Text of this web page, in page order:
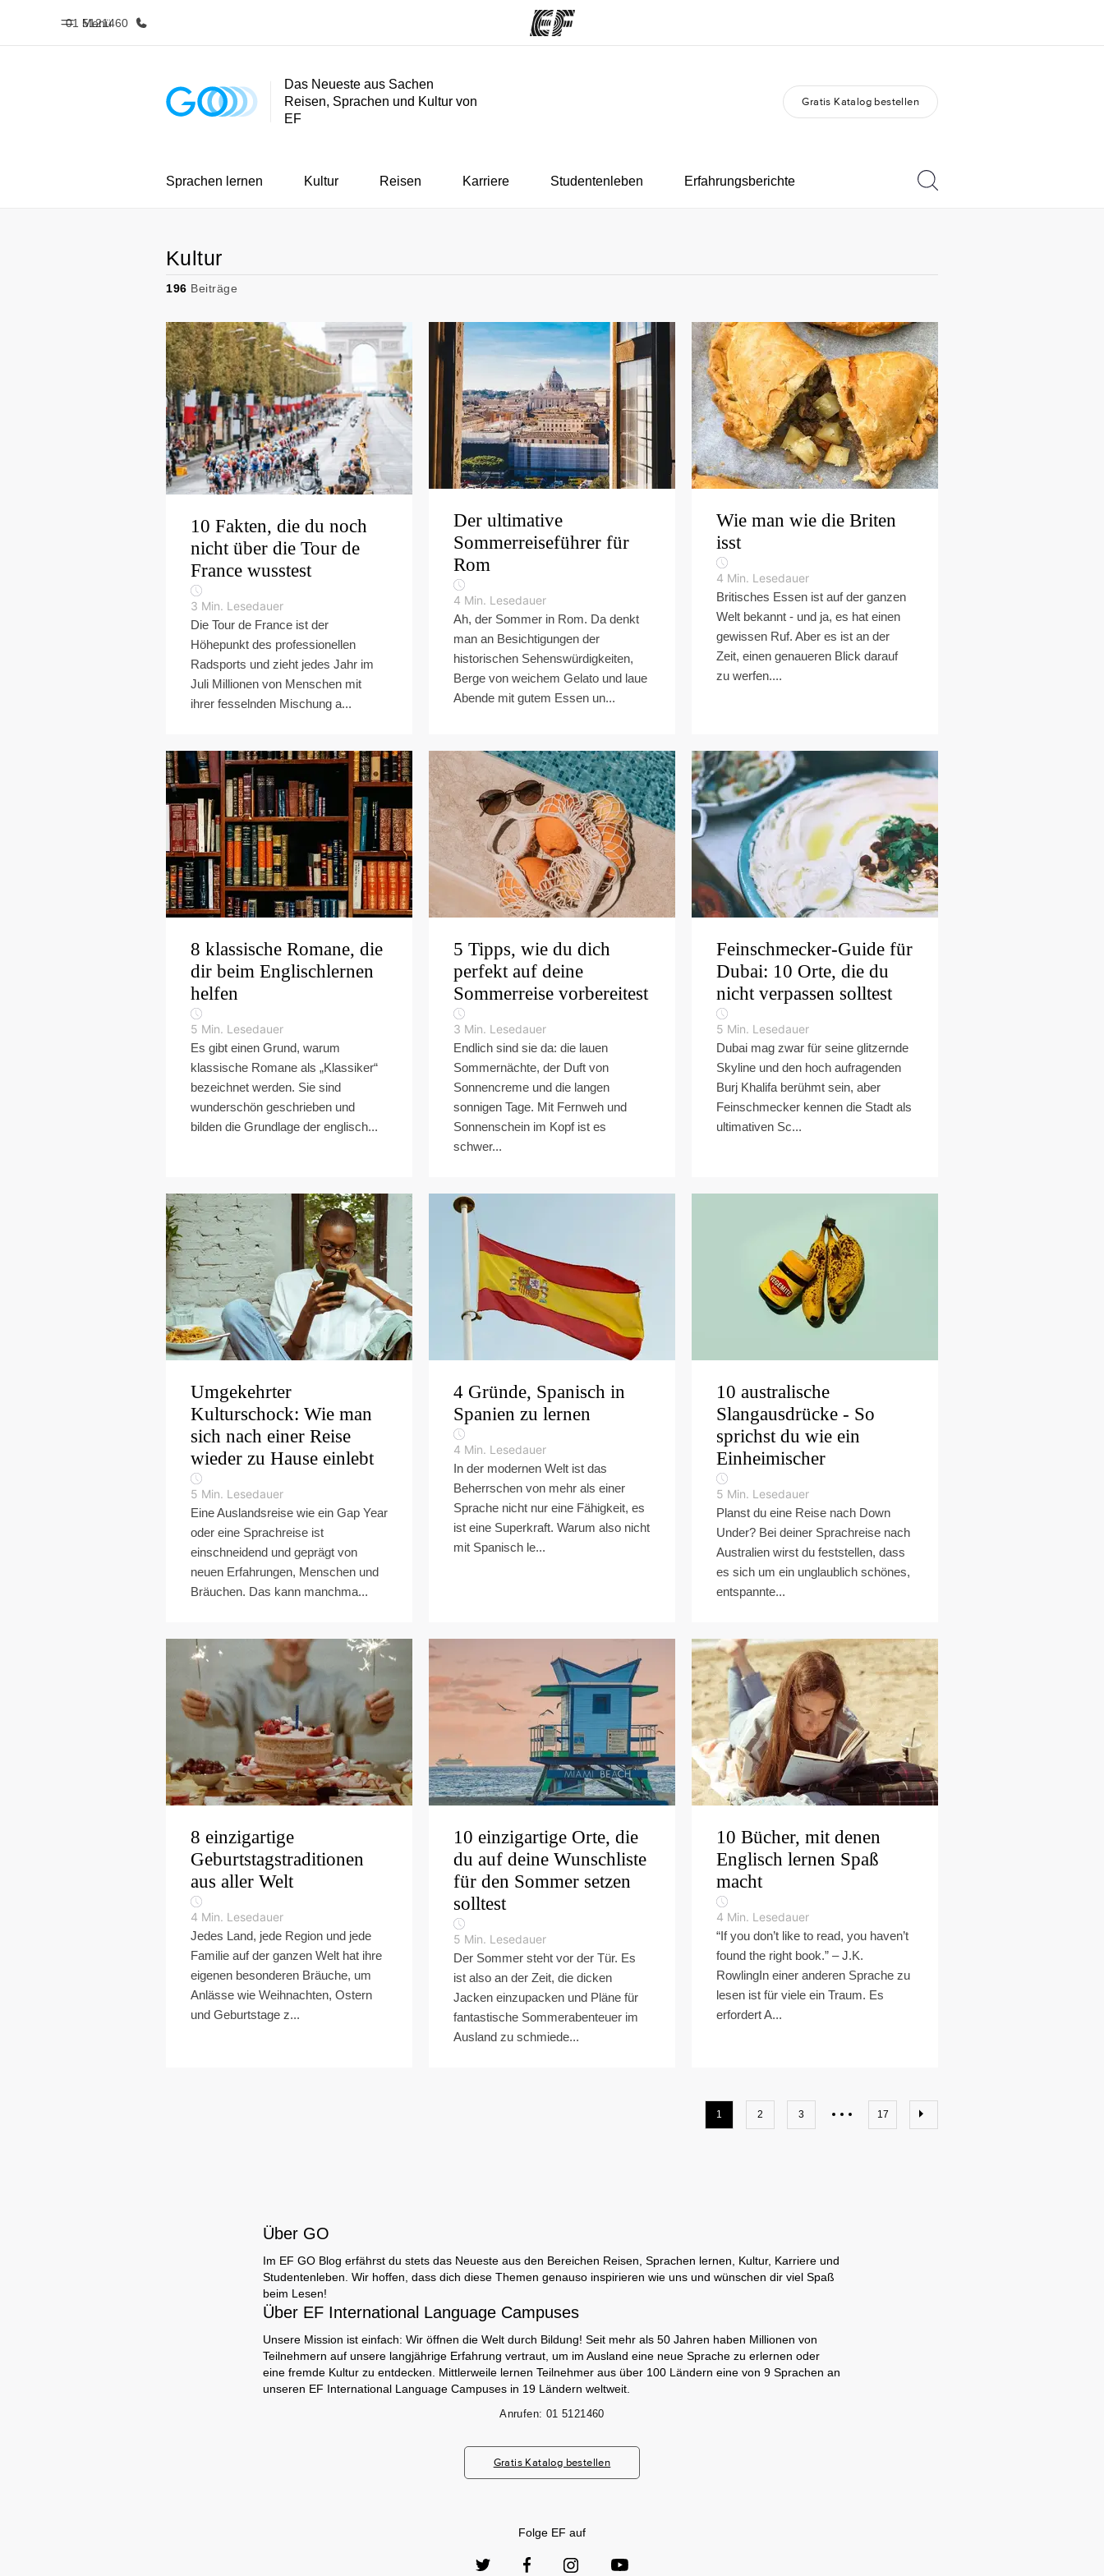
Menü
01 5121460
Home Programme
Alle Programme ansehen
Karriere
Das Neueste aus Sachen
Reisen, Sprachen und Kultur von
EF
Gratis Katalog bestellen
Sprachen lernen Kultur Reisen Karriere Studentenleben Erfahrungsberichte
Kultur
196 Beiträge
10 Fakten, die du noch
nicht über die Tour de
France wusstest
3 Min. Lesedauer
Die Tour de France ist der
Höhepunkt des professionellen
Radsports und zieht jedes Jahr im
Juli Millionen von Menschen mit
ihrer fesselnden Mischung a...
Der ultimative
Sommerreiseführer für
Rom
4 Min. Lesedauer
Ah, der Sommer in Rom. Da denkt
man an Besichtigungen der
historischen Sehenswürdigkeiten,
Berge von weichem Gelato und laue
Abende mit gutem Essen un...
Wie man wie die Briten
isst
4 Min. Lesedauer
Britisches Essen ist auf der ganzen
Welt bekannt - und ja, es hat einen
gewissen Ruf. Aber es ist an der
Zeit, einen genaueren Blick darauf
zu werfen....
8 klassische Romane, die
dir beim Englischlernen
helfen
5 Min. Lesedauer
Es gibt einen Grund, warum
klassische Romane als „Klassiker“
bezeichnet werden. Sie sind
wunderschön geschrieben und
bilden die Grundlage der englisch...
5 Tipps, wie du dich
perfekt auf deine
Sommerreise vorbereitest
3 Min. Lesedauer
Endlich sind sie da: die lauen
Sommernächte, der Duft von
Sonnencreme und die langen
sonnigen Tage. Mit Fernweh und
Sonnenschein im Kopf ist es
schwer...
Feinschmecker-Guide für
Dubai: 10 Orte, die du
nicht verpassen solltest
5 Min. Lesedauer
Dubai mag zwar für seine glitzernde
Skyline und den hoch aufragenden
Burj Khalifa berühmt sein, aber
Feinschmecker kennen die Stadt als
ultimativen Sc...
Umgekehrter
Kulturschock: Wie man
sich nach einer Reise
wieder zu Hause einlebt
5 Min. Lesedauer
Eine Auslandsreise wie ein Gap Year
oder eine Sprachreise ist
einschneidend und geprägt von
neuen Erfahrungen, Menschen und
Bräuchen. Das kann manchma...
4 Gründe, Spanisch in
Spanien zu lernen
4 Min. Lesedauer
In der modernen Welt ist das
Beherrschen von mehr als einer
Sprache nicht nur eine Fähigkeit, es
ist eine Superkraft. Warum also nicht
mit Spanisch le...
10 australische
Slangausdrücke - So
sprichst du wie ein
Einheimischer
5 Min. Lesedauer
Planst du eine Reise nach Down
Under? Bei deiner Sprachreise nach
Australien wirst du feststellen, dass
es sich um ein unglaublich schönes,
entspannte...
8 einzigartige
Geburtstagstraditionen
aus aller Welt
4 Min. Lesedauer
Jedes Land, jede Region und jede
Familie auf der ganzen Welt hat ihre
eigenen besonderen Bräuche, um
Anlässe wie Weihnachten, Ostern
und Geburtstage z...
10 einzigartige Orte, die
du auf deine Wunschliste
für den Sommer setzen
solltest
5 Min. Lesedauer
Der Sommer steht vor der Tür. Es
ist also an der Zeit, die dicken
Jacken einzupacken und Pläne für
fantastische Sommerabenteuer im
Ausland zu schmiede...
10 Bücher, mit denen
Englisch lernen Spaß
macht
4 Min. Lesedauer
“If you don’t like to read, you haven’t
found the right book.” – J.K.
RowlingIn einer anderen Sprache zu
lesen ist für viele ein Traum. Es
erfordert A...
1 2 3 17
Über GO
Im EF GO Blog erfährst du stets das Neueste aus den Bereichen Reisen, Sprachen lernen, Kultur, Karriere und
Studentenleben. Wir hoffen, dass dich diese Themen genauso inspirieren wie uns und wünschen dir viel Spaß
beim Lesen!
Über EF International Language Campuses
Unsere Mission ist einfach: Wir öffnen die Welt durch Bildung! Seit mehr als 50 Jahren haben Millionen von
Teilnehmern auf unsere langjährige Erfahrung vertraut, um im Ausland eine neue Sprache zu erlernen oder
eine fremde Kultur zu entdecken. Mittlerweile lernen Teilnehmer aus über 100 Ländern eine von 9 Sprachen an
unseren EF International Language Campuses in 19 Ländern weltweit.
Anrufen: 01 5121460
Gratis Katalog bestellen
Folge EF auf